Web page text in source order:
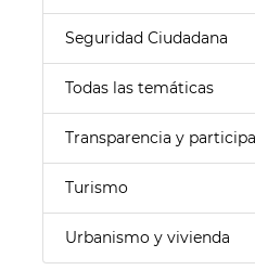
Seguridad Ciudadana
Todas las temáticas
Transparencia y
Turismo
Urbanismo y vivienda